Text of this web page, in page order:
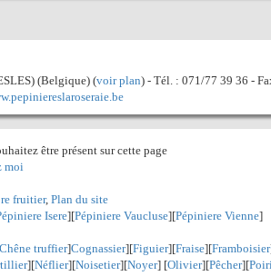
(Belgique) (voir plan) - Tél. : 071/77 39 36 -
être présent sur cette page
moi
fruitier, Plan du site
Isere][Pépiniere Vaucluse][Pépiniere Vienne]
truffier]Cognassier][Figuier][Fraise][Framboisier
][Néflier][Noisetier][Noyer] [Olivier][Pêcher][